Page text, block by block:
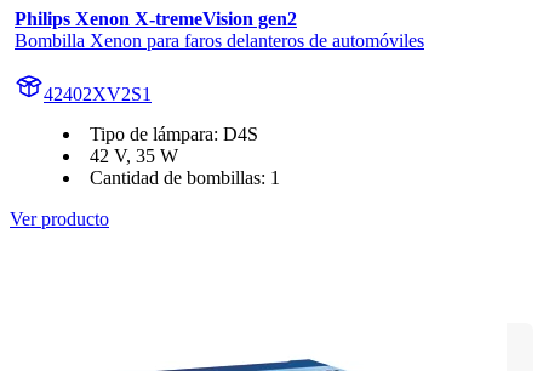
Philips Xenon X-tremeVision gen2
Bombilla Xenon para faros delanteros de automóviles
42402XV2S1
Tipo de lámpara: D4S
42 V, 35 W
Cantidad de bombillas: 1
Ver producto